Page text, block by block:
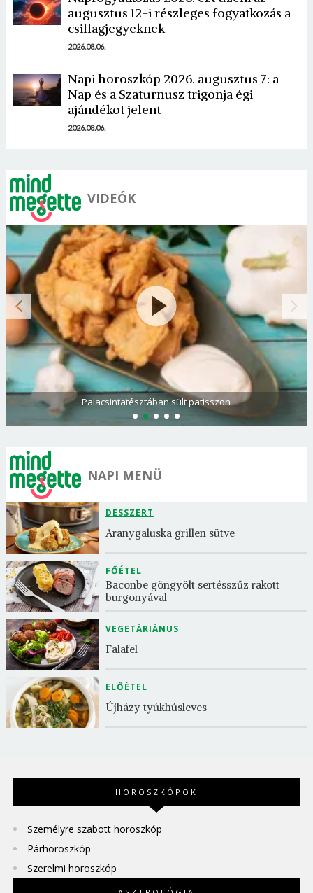
augusztus 12-i részleges fogyatkozás a
csillagjegyeknek
2026.08.06.
Napi horoszkóp 2026. augusztus 7: a
Nap és a Szaturnusz trigonja égi
ajándékot jelent
2026.08.06.
VIDEÓK
Paradicsomos rakott krumpli darált hússal
NAPI MENÜ
DESSZERT
Aranygaluska grillen sütve
FŐÉTEL
Baconbe göngyölt sertésszűz rakott
burgonyával
VEGETÁRIÁNUS
Falafel
ELŐÉTEL
Újházy tyúkhúsleves
HOROSZKÓPOK
Személyre szabott horoszkóp
Párhoroszkóp
Szerelmi horoszkóp